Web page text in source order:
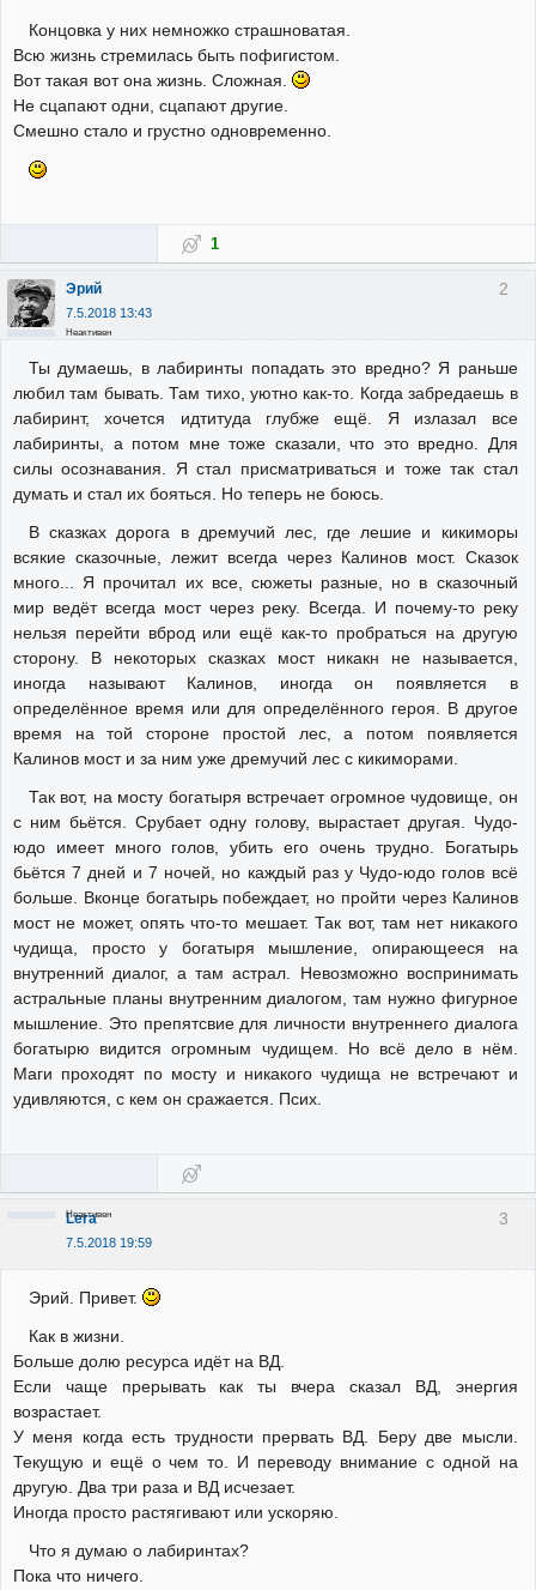
Концовка у них немножко страшноватая.
Всю жизнь стремилась быть пофигистом.
Вот такая вот она жизнь. Сложная.
Не сцапают одни, сцапают другие.
Смешно стало и грустно одновременно.
1
2
Эрий
7.5.2018 13:43
Неактивен
Ты думаешь, в лабиринты попадать это вредно? Я раньше
любил там бывать. Там тихо, уютно как-то. Когда забредаешь в
лабиринт, хочется идтитуда глубже ещё. Я излазал все
лабиринты, а потом мне тоже сказали, что это вредно. Для
силы осознавания. Я стал присматриваться и тоже так стал
думать и стал их бояться. Но теперь не боюсь.
В сказках дорога в дремучий лес, где лешие и кикиморы
всякие сказочные, лежит всегда через Калинов мост. Сказок
много... Я прочитал их все, сюжеты разные, но в сказочный
мир ведёт всегда мост через реку. Всегда. И почему-то реку
нельзя перейти вброд или ещё как-то пробраться на другую
сторону. В некоторых сказках мост никакн не называется,
иногда называют Калинов, иногда он появляется в
определённое время или для определённого героя. В другое
время на той стороне простой лес, а потом появляется
Калинов мост и за ним уже дремучий лес с кикиморами.
Так вот, на мосту богатыря встречает огромное чудовище, он
с ним бьётся. Срубает одну голову, вырастает другая. Чудо-
юдо имеет много голов, убить его очень трудно. Богатырь
бьётся 7 дней и 7 ночей, но каждый раз у Чудо-юдо голов всё
больше. Вконце богатырь побеждает, но пройти через Калинов
мост не может, опять что-то мешает. Так вот, там нет никакого
чудища, просто у богатыря мышление, опирающееся на
внутренний диалог, а там астрал. Невозможно воспринимать
астральные планы внутренним диалогом, там нужно фигурное
мышление. Это препятсвие для личности внутреннего диалога
богатырю видится огромным чудищем. Но всё дело в нём.
Маги проходят по мосту и никакого чудища не встречают и
удивляются, с кем он сражается. Псих.
3
Lera
7.5.2018 19:59
Неактивен
Эрий. Привет.
Как в жизни.
Больше долю ресурса идёт на ВД.
Если чаще прерывать как ты вчера сказал ВД, энергия
возрастает.
У меня когда есть трудности прервать ВД. Беру две мысли.
Текущую и ещё о чем то. И переводу внимание с одной на
другую. Два три раза и ВД исчезает.
Иногда просто растягивают или ускоряю.
Что я думаю о лабиринтах?
Пока что ничего.